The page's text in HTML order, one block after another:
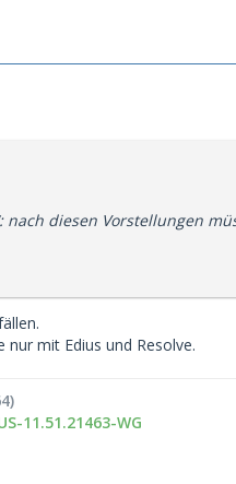
nach diesen Vorstellungen
mit Edius und Resolve.
11.51.21463-WG